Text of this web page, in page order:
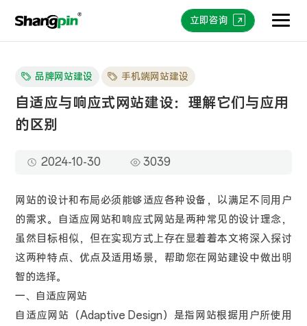
立即咨询
品牌网站建设 手机端网站建设
自适应与响应式网站建设：理解它们与应用
的区别
2024-10-30 3039
网站的设计和布局必须能够适应各种设备，以满足不同用户
的需求。自适应网站和响应式网站是两种常见的设计理念，
虽然目标相似，但在实现方式上存在显着着本文将深入探讨
这两种特点、优点及适用场景，帮助您在网站建设中做出明
智的选择。
一、自适应网站
自适应网站（Adaptive Design）是指网站根据用户所使用